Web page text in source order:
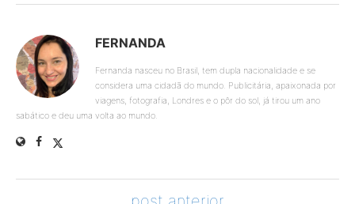
FERNANDA
Fernanda nasceu no Brasil, tem dupla nacionalidade e se
considera uma cidadã do mundo. Publicitária, apaixonada por
viagens, fotografia, Londres e o pôr do sol, já tirou um ano
sabático e deu uma volta ao mundo.